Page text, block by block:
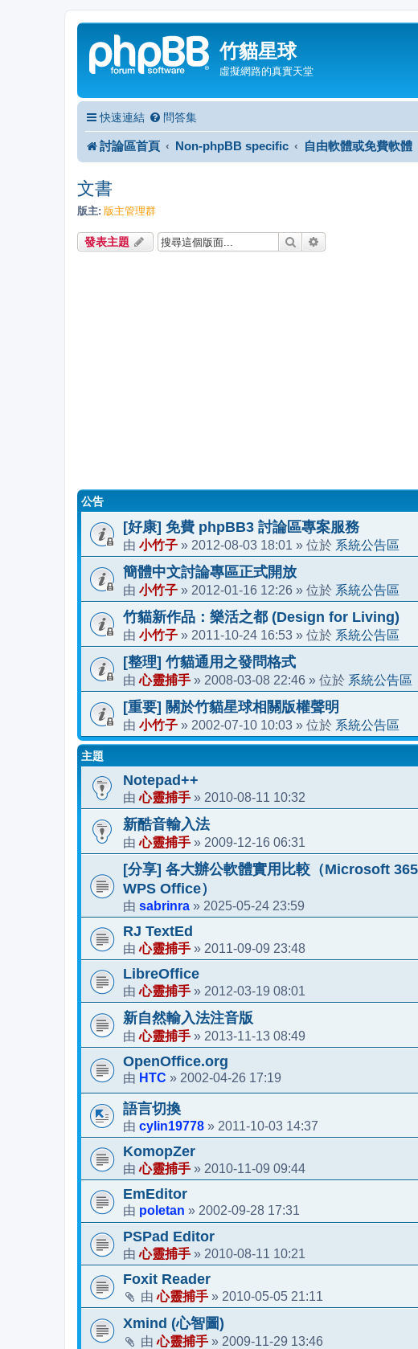
竹貓星球
虛擬網路的真實天堂
快速連結 問答集
討論區首頁 Non-phpBB specific 自由軟體或免費軟體
文書
版主: 版主管理群
發表主題 搜尋
公告
[好康] 免費 phpBB3 討論區專案服務
由 小竹子 » 2012-08-03 18:01 » 位於 系統公告區
簡體中文討論專區正式開放
由 小竹子 » 2012-01-16 12:26 » 位於 系統公告區
竹貓新作品：樂活之都 (Design for Living)
由 小竹子 » 2011-10-24 16:53 » 位於 系統公告區
[整理] 竹貓通用之發問格式
由心靈捕手 » 2008-03-08 22:46 » 位於 系統公告區
[重要] 關於竹貓星球相關版權聲明
由 小竹子 » 2002-07-10 10:03 » 位於 系統公告區
主題
Notepad++
由心靈捕手 » 2010-08-11 10:32
新酷音輸入法
由心靈捕手 » 2009-12-16 06:31
[分享] 各大辦公軟體實用比較（Microsoft
WPS Office）
由 sabrinra » 2025-05-24 23:59
RJ TextEd
由心靈捕手 » 2011-09-09 23:48
LibreOffice
由心靈捕手 » 2012-03-19 08:01
新自然輸入法注音版
由心靈捕手 » 2013-11-13 08:49
OpenOffice.org
由 HTC » 2002-04-26 17:19
語言切換
由 cylin19778 » 2011-10-03 14:37
KomopZer
由心靈捕手 » 2010-11-09 09:44
EmEditor
由 poletan » 2002-09-28 17:31
PSPad Editor
由心靈捕手 » 2010-08-11 10:21
Foxit Reader
由心靈捕手 » 2010-05-05 21:11
Xmind (心智圖)
由心靈捕手 » 2009-11-29 13:46